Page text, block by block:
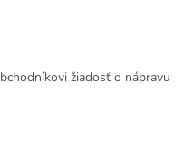
žiadosť o nápravu